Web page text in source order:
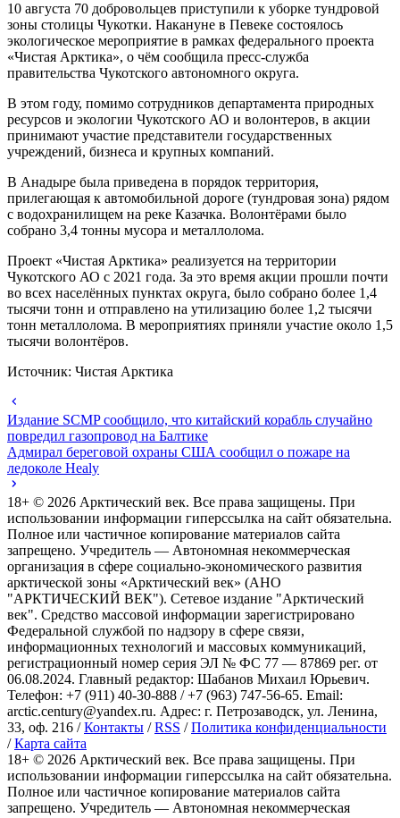
10 августа 70 добровольцев приступили к уборке тундровой
зоны столицы Чукотки. Накануне в Певеке состоялось
экологическое мероприятие в рамках федерального проекта
«Чистая Арктика», о чём сообщила пресс-служба
правительства Чукотского автономного округа.
В этом году, помимо сотрудников департамента природных
ресурсов и экологии Чукотского АО и волонтеров, в акции
принимают участие представители государственных
учреждений, бизнеса и крупных компаний.
В Анадыре была приведена в порядок территория,
прилегающая к автомобильной дороге (тундровая зона) рядом
с водохранилищем на реке Казачка. Волонтёрами было
собрано 3,4 тонны мусора и металлолома.
Проект «Чистая Арктика» реализуется на территории
Чукотского АО с 2021 года. За это время акции прошли почти
во всех населённых пунктах округа, было собрано более 1,4
тысячи тонн и отправлено на утилизацию более 1,2 тысячи
тонн металлолома. В мероприятиях приняли участие около 1,5
тысячи волонтёров.
Источник: Чистая Арктика
Издание SCMP сообщило, что китайский корабль случайно
повредил газопровод на Балтике
Адмирал береговой охраны США сообщил о пожаре на
ледоколе Healy
18+ © 2026 Арктический век. Все права защищены. При
использовании информации гиперссылка на сайт обязательна.
Полное или частичное копирование материалов сайта
запрещено. Учредитель — Автономная некоммерческая
организация в сфере социально-экономического развития
арктической зоны «Арктический век» (АНО
"АРКТИЧЕСКИЙ ВЕК"). Сетевое издание "Арктический
век". Средство массовой информации зарегистрировано
Федеральной службой по надзору в сфере связи,
информационных технологий и массовых коммуникаций,
регистрационный номер серия ЭЛ № ФС 77 — 87869 рег. от
06.08.2024. Главный редактор: Шабанов Михаил Юрьевич.
Телефон: +7 (911) 40-30-888 / +7 (963) 747-56-65. Email:
arctic.century@yandex.ru. Адрес: г. Петрозаводск, ул. Ленина,
33, оф. 216 /Контакты /RSS /Политика конфиденциальности
/Карта сайта
18+ © 2026 Арктический век. Все права защищены. При
использовании информации гиперссылка на сайт обязательна.
Полное или частичное копирование материалов сайта
запрещено. Учредитель — Автономная некоммерческая